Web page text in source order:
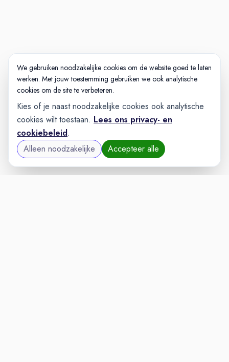
We gebruiken noodzakelijke cookies om de website goed te laten
werken. Met jouw toestemming gebruiken we ook analytische
cookies om de site te verbeteren.
Kies of je naast noodzakelijke cookies ook analytische
cookies wilt toestaan. Lees ons privacy- en
cookiebeleid.
Alleen noodzakelijke
Accepteer alle